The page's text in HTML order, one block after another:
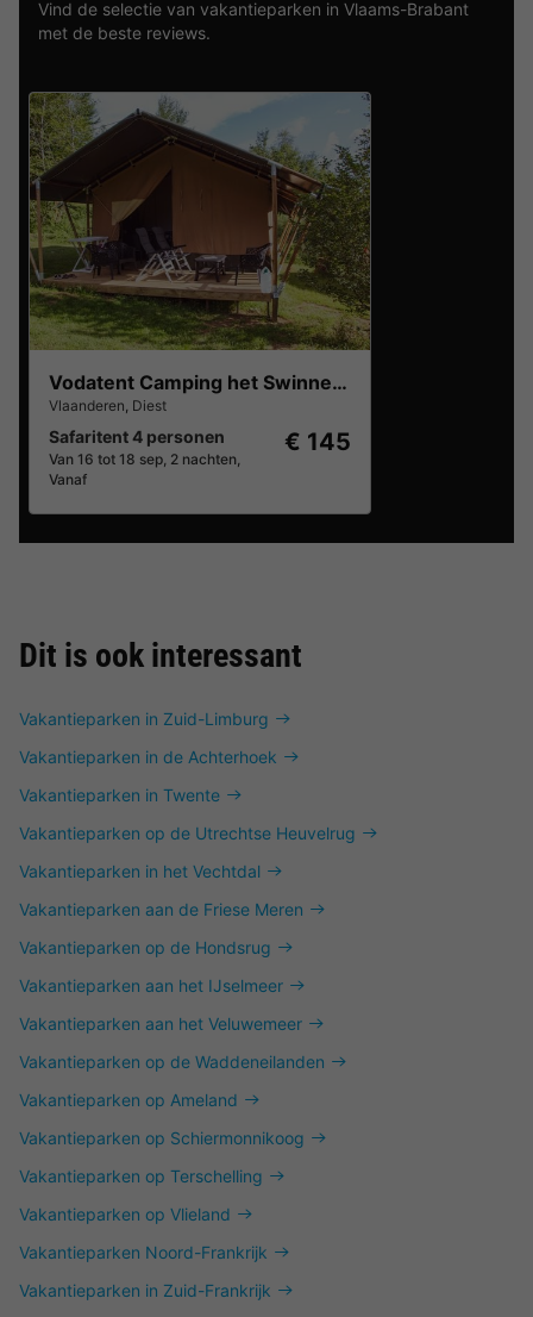
Vind de selectie van vakantieparken in Vlaams-Brabant
met de beste reviews.
Vodatent Camping het Swinnenbos
Vlaanderen, Diest
Safaritent 4 personen
Van 16 tot 18 sep, 2 nachten,
Vanaf
€ 145
Dit is ook interessant
Vakantieparken in Zuid-Limburg
Vakantieparken in de Achterhoek
Vakantieparken in Twente
Vakantieparken op de Utrechtse Heuvelrug
Vakantieparken in het Vechtdal
Vakantieparken aan de Friese Meren
Vakantieparken op de Hondsrug
Vakantieparken aan het IJselmeer
Vakantieparken aan het Veluwemeer
Vakantieparken op de Waddeneilanden
Vakantieparken op Ameland
Vakantieparken op Schiermonnikoog
Vakantieparken op Terschelling
Vakantieparken op Vlieland
Vakantieparken Noord-Frankrijk
Vakantieparken in Zuid-Frankrijk